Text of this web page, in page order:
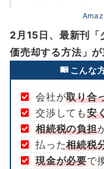
2月15日、最新刊「
価売却する方法」が
こんな
会社が取り合
交渉しても安
相続税の負担
払った相続税
現金が必要で